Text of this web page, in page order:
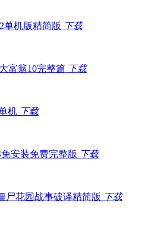
单机版精简版 下载
大富翁10完整篇 下载
机 下载
安装免费完整版 下载
尸花园战事破译精简版 下载